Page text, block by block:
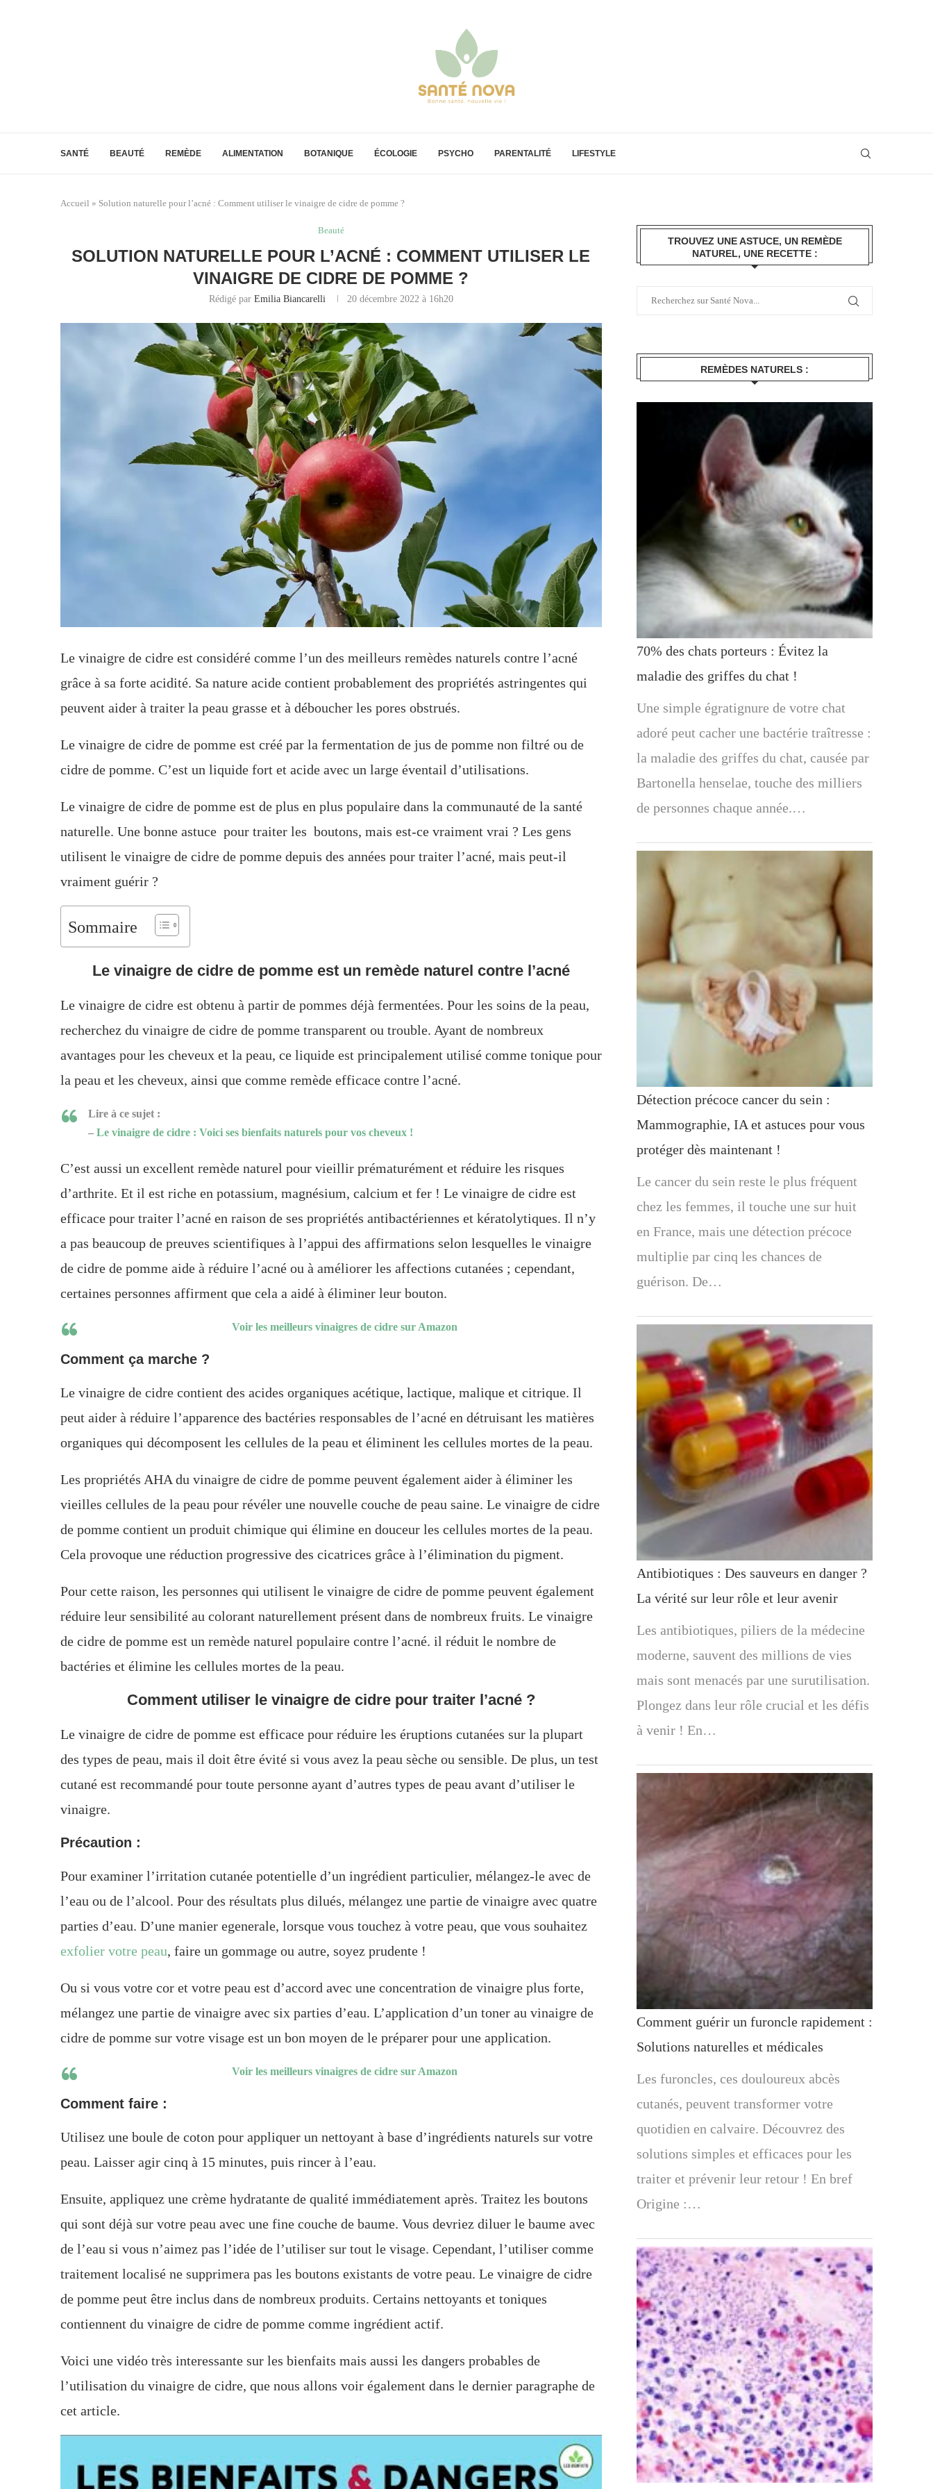
SANTÉ BEAUTÉ REMÈDE ALIMENTATION BOTANIQUE ÉCOLOGIE PSYCHO PARENTALITÉ LIFESTYLE
Accueil » Solution naturelle pour l’acné : Comment utiliser le vinaigre de cidre de pomme ?
Beauté
SOLUTION NATURELLE POUR L’ACNÉ : COMMENT UTILISER LE
VINAIGRE DE CIDRE DE POMME ?
Rédigé par Emilia Biancarelli 20 décembre 2022 à 16h20
Le vinaigre de cidre est considéré comme l’un des meilleurs remèdes naturels contre l’acné
grâce à sa forte acidité. Sa nature acide contient probablement des propriétés astringentes qui
peuvent aider à traiter la peau grasse et à déboucher les pores obstrués.
Le vinaigre de cidre de pomme est créé par la fermentation de jus de pomme non filtré ou de
cidre de pomme. C’est un liquide fort et acide avec un large éventail d’utilisations.
Le vinaigre de cidre de pomme est de plus en plus populaire dans la communauté de la santé
naturelle. Une bonne astuce pour traiter les boutons, mais est-ce vraiment vrai ? Les gens
utilisent le vinaigre de cidre de pomme depuis des années pour traiter l’acné, mais peut-il
vraiment guérir ?
Sommaire
Le vinaigre de cidre de pomme est un remède naturel contre l’acné
Le vinaigre de cidre est obtenu à partir de pommes déjà fermentées. Pour les soins de la peau,
recherchez du vinaigre de cidre de pomme transparent ou trouble. Ayant de nombreux
avantages pour les cheveux et la peau, ce liquide est principalement utilisé comme tonique pour
la peau et les cheveux, ainsi que comme remède efficace contre l’acné.
Lire à ce sujet :
– Le vinaigre de cidre : Voici ses bienfaits naturels pour vos cheveux !
C’est aussi un excellent remède naturel pour vieillir prématurément et réduire les risques
d’arthrite. Et il est riche en potassium, magnésium, calcium et fer ! Le vinaigre de cidre est
efficace pour traiter l’acné en raison de ses propriétés antibactériennes et kératolytiques. Il n’y
a pas beaucoup de preuves scientifiques à l’appui des affirmations selon lesquelles le vinaigre
de cidre de pomme aide à réduire l’acné ou à améliorer les affections cutanées ; cependant,
certaines personnes affirment que cela a aidé à éliminer leur bouton.
Voir les meilleurs vinaigres de cidre sur Amazon
Comment ça marche ?
Le vinaigre de cidre contient des acides organiques acétique, lactique, malique et citrique. Il
peut aider à réduire l’apparence des bactéries responsables de l’acné en détruisant les matières
organiques qui décomposent les cellules de la peau et éliminent les cellules mortes de la peau.
Les propriétés AHA du vinaigre de cidre de pomme peuvent également aider à éliminer les
vieilles cellules de la peau pour révéler une nouvelle couche de peau saine. Le vinaigre de cidre
de pomme contient un produit chimique qui élimine en douceur les cellules mortes de la peau.
Cela provoque une réduction progressive des cicatrices grâce à l’élimination du pigment.
Pour cette raison, les personnes qui utilisent le vinaigre de cidre de pomme peuvent également
réduire leur sensibilité au colorant naturellement présent dans de nombreux fruits. Le vinaigre
de cidre de pomme est un remède naturel populaire contre l’acné. il réduit le nombre de
bactéries et élimine les cellules mortes de la peau.
Comment utiliser le vinaigre de cidre pour traiter l’acné ?
Le vinaigre de cidre de pomme est efficace pour réduire les éruptions cutanées sur la plupart
des types de peau, mais il doit être évité si vous avez la peau sèche ou sensible. De plus, un test
cutané est recommandé pour toute personne ayant d’autres types de peau avant d’utiliser le
vinaigre.
Précaution :
Pour examiner l’irritation cutanée potentielle d’un ingrédient particulier, mélangez-le avec de
l’eau ou de l’alcool. Pour des résultats plus dilués, mélangez une partie de vinaigre avec quatre
parties d’eau. D’une manier egenerale, lorsque vous touchez à votre peau, que vous souhaitez
exfolier votre peau, faire un gommage ou autre, soyez prudente !
Ou si vous votre cor et votre peau est d’accord avec une concentration de vinaigre plus forte,
mélangez une partie de vinaigre avec six parties d’eau. L’application d’un toner au vinaigre de
cidre de pomme sur votre visage est un bon moyen de le préparer pour une application.
Voir les meilleurs vinaigres de cidre sur Amazon
Comment faire :
Utilisez une boule de coton pour appliquer un nettoyant à base d’ingrédients naturels sur votre
peau. Laisser agir cinq à 15 minutes, puis rincer à l’eau.
Ensuite, appliquez une crème hydratante de qualité immédiatement après. Traitez les boutons
qui sont déjà sur votre peau avec une fine couche de baume. Vous devriez diluer le baume avec
de l’eau si vous n’aimez pas l’idée de l’utiliser sur tout le visage. Cependant, l’utiliser comme
traitement localisé ne supprimera pas les boutons existants de votre peau. Le vinaigre de cidre
de pomme peut être inclus dans de nombreux produits. Certains nettoyants et toniques
contiennent du vinaigre de cidre de pomme comme ingrédient actif.
Voici une vidéo très interessante sur les bienfaits mais aussi les dangers probables de
l’utilisation du vinaigre de cidre, que nous allons voir également dans le dernier paragraphe de
cet article.
TROUVEZ UNE ASTUCE, UN REMÈDE
NATUREL, UNE RECETTE :
REMÈDES NATURELS :
70% des chats porteurs : Évitez la
maladie des griffes du chat !
Une simple égratignure de votre chat
adoré peut cacher une bactérie traîtresse :
la maladie des griffes du chat, causée par
Bartonella henselae, touche des milliers
de personnes chaque année.…
Détection précoce cancer du sein :
Mammographie, IA et astuces pour vous
protéger dès maintenant !
Le cancer du sein reste le plus fréquent
chez les femmes, il touche une sur huit
en France, mais une détection précoce
multiplie par cinq les chances de
guérison. De…
Antibiotiques : Des sauveurs en danger ?
La vérité sur leur rôle et leur avenir
Les antibiotiques, piliers de la médecine
moderne, sauvent des millions de vies
mais sont menacés par une surutilisation.
Plongez dans leur rôle crucial et les défis
à venir ! En…
Comment guérir un furoncle rapidement :
Solutions naturelles et médicales
Les furoncles, ces douloureux abcès
cutanés, peuvent transformer votre
quotidien en calvaire. Découvrez des
solutions simples et efficaces pour les
traiter et prévenir leur retour ! En bref
Origine :…